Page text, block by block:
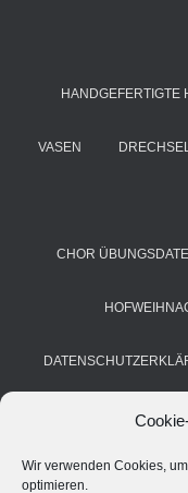
Wir verwenden Cookies,
optimieren.
HANDGEFERTIGTE
VASEN
CHOR
COOKIE-RICHTLINIE
HANS GRIMM